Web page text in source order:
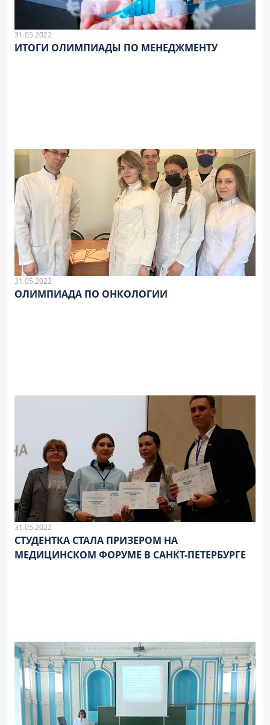
31.05.2022
ИТОГИ ОЛИМПИАДЫ ПО МЕНЕДЖМЕНТУ
31.05.2022
ОЛИМПИАДА ПО ОНКОЛОГИИ
31.05.2022
СТУДЕНТКА СТАЛА ПРИЗЕРОМ НА
МЕДИЦИНСКОМ ФОРУМЕ В САНКТ-ПЕТЕРБУРГЕ